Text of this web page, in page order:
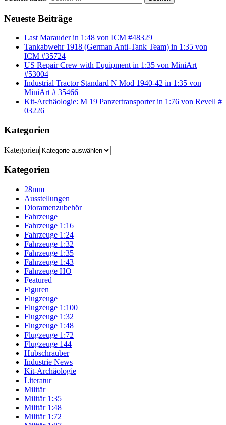
Neueste Beiträge
Last Marauder in 1:48 von ICM #48329
Tankabwehr 1918 (German Anti-Tank Team) in 1:35 von
ICM #35724
US Repair Crew with Equipment in 1:35 von MiniArt
#53004
Industrial Tractor Standard N Mod 1940-42 in 1:35 von
MiniArt # 35466
Kit-Archäologie: M 19 Panzertransporter in 1:76 von Revell #
03226
Kategorien
Kategorien
Kategorien
28mm
Ausstellungen
Dioramenzubehör
Fahrzeuge
Fahrzeuge 1:16
Fahrzeuge 1:24
Fahrzeuge 1:32
Fahrzeuge 1:35
Fahrzeuge 1:43
Fahrzeuge HO
Featured
Figuren
Flugzeuge
Flugzeuge 1:100
Flugzeuge 1:32
Flugzeuge 1:48
Flugzeuge 1:72
Flugzeuge 144
Hubschrauber
Industrie News
Kit-Archäologie
Literatur
Militär
Militär 1:35
Militär 1:48
Militär 1:72